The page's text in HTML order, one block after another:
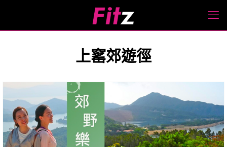
上窰郊遊徑